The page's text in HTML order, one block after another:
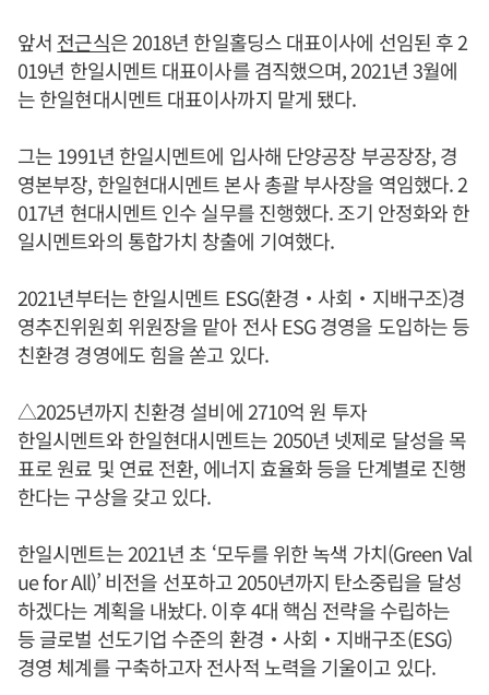
앞서 전근식은 2018년 한일홀딩스 대표이사에 선임된 후 2
019년 한일시멘트 대표이사를 겸직했으며, 2021년 3월에
는 한일현대시멘트 대표이사까지 맡게 됐다.
그는 1991년 한일시멘트에 입사해 단양공장 부공장장, 경
영본부장, 한일현대시멘트 본사 총괄 부사장을 역임했다. 2
017년 현대시멘트 인수 실무를 진행했다. 조기 안정화와 한
일시멘트와의 통합가치 창출에 기여했다.
2021년부터는 한일시멘트 ESG(환경‧사회‧지배구조)경
영추진위원회 위원장을 맡아 전사 ESG 경영을 도입하는 등
친환경 경영에도 힘을 쏟고 있다.
△2025년까지 친환경 설비에 2710억 원 투자
한일시멘트와 한일현대시멘트는 2050년 넷제로 달성을 목
표로 원료 및 연료 전환, 에너지 효율화 등을 단계별로 진행
한다는 구상을 갖고 있다.
한일시멘트는 2021년 초 ‘모두를 위한 녹색 가치(Green Val
ue for All)’ 비전을 선포하고 2050년까지 탄소중립을 달성
하겠다는 계획을 내놨다. 이후 4대 핵심 전략을 수립하는
등 글로벌 선도기업 수준의 환경‧사회‧지배구조(ESG)
경영 체계를 구축하고자 전사적 노력을 기울이고 있다.